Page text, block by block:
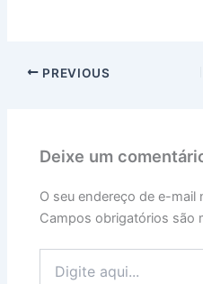
PREVIOUS
Deixe um
O seu endereço de e-mail
Campos obrigatórios são
aqui...